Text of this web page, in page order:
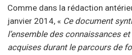
Comme dans la rédaction
janvier 2014, « Ce document
l’ensemble des connaissances
acquises durant le parcours de